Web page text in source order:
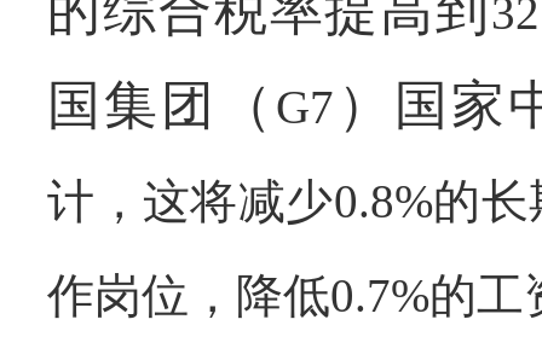
国集团（ G7 ）国家
计，这将减少0.8%的长
作岗位，降低0.7%的工